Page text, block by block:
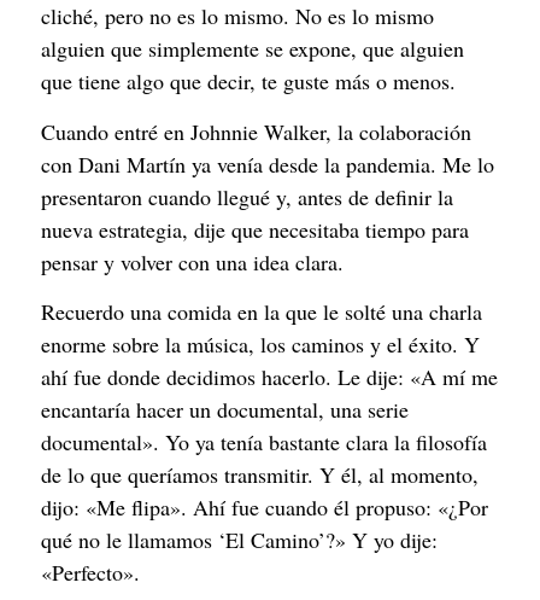
cliché, pero no es lo mismo. No es lo mismo
alguien que simplemente se expone, que alguien
que tiene algo que decir, te guste más o menos.
Cuando entré en Johnnie Walker, la colaboración
con Dani Martín ya venía desde la pandemia. Me lo
presentaron cuando llegué y, antes de definir la
nueva estrategia, dije que necesitaba tiempo para
pensar y volver con una idea clara.
Recuerdo una comida en la que le solté una charla
enorme sobre la música, los caminos y el éxito. Y
ahí fue donde decidimos hacerlo. Le dije: «A mí me
encantaría hacer un documental, una serie
documental». Yo ya tenía bastante clara la filosofía
de lo que queríamos transmitir. Y él, al momento,
dijo: «Me flipa». Ahí fue cuando él propuso: «¿Por
qué no le llamamos ‘El Camino’?» Y yo dije:
«Perfecto».